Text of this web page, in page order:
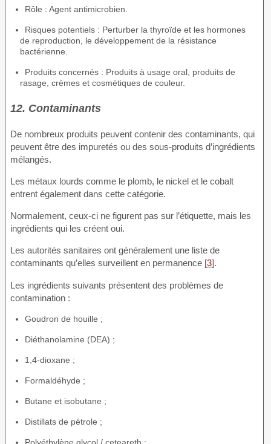
Rôle : Agent antimicrobien.
Risques potentiels : Perturber la thyroïde et les hormones
de reproduction, le développement de la résistance
bactérienne.
Produits concernés : Produits à usage oral, produits de
rasage, crèmes et cosmétiques de couleur.
12. Contaminants
De nombreux produits peuvent contenir des contaminants, qui
peuvent être des impuretés ou des sous-produits d’ingrédients
mélangés.
Les métaux lourds comme le plomb, le nickel et le cobalt
entrent également dans cette catégorie.
Normalement, ceux-ci ne figurent pas sur l’étiquette, mais les
ingrédients qui les créent oui.
Les autorités sanitaires ont généralement une liste de
contaminants qu’elles surveillent en permanence [3].
Les ingrédients suivants présentent des problèmes de
contamination :
Goudron de houille ;
Diéthanolamine (DEA) ;
1,4-dioxane ;
Formaldéhyde ;
Butane et isobutane ;
Distillats de pétrole ;
Polyéthylène glycol / ceteareth ;